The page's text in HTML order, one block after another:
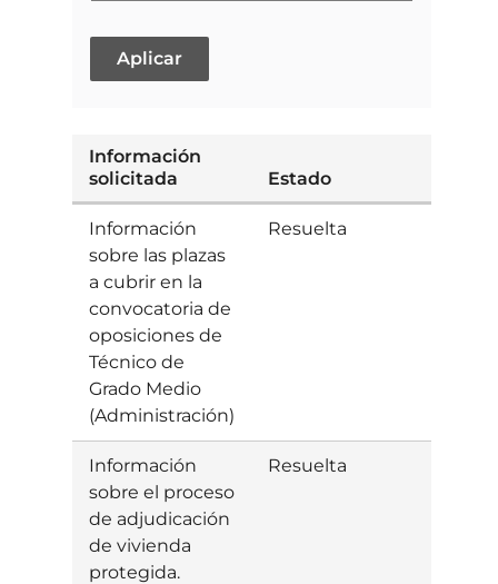
Información
solicitada
Estado
Información
sobre las plazas
a cubrir en la
convocatoria de
oposiciones de
Técnico de
Grado Medio
(Administración)
Resuelta
Información
sobre el proceso
de adjudicación
de vivienda
protegida.
Resuelta